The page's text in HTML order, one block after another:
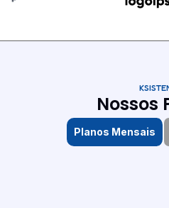
Nossos
Planos Mensais